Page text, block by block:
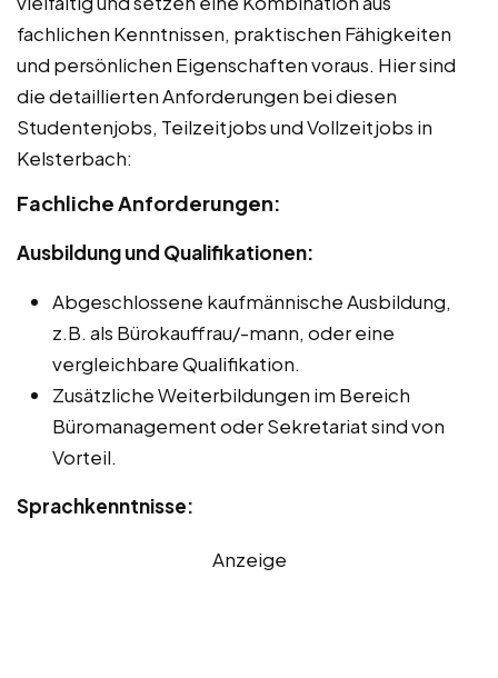
fachlichen Kenntnissen, praktischen Fähigkeiten
und persönlichen Eigenschaften voraus. Hier sind
die detaillierten Anforderungen bei diesen
Studentenjobs, Teilzeitjobs und Vollzeitjobs in
Kelsterbach:
Fachliche Anforderungen:
Ausbildung und Qualifikationen:
Abgeschlossene kaufmännische Ausbildung,
z.B. als Bürokauffrau/-mann, oder eine
vergleichbare Qualifikation.
Zusätzliche Weiterbildungen im Bereich
Büromanagement oder Sekretariat sind von
Vorteil.
Sprachkenntnisse:
Anzeige